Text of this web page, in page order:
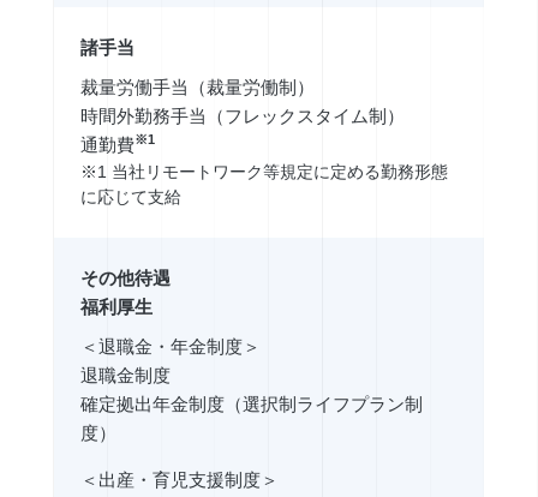
諸手当
裁量労働手当（裁量労働制）
時間外勤務手当（フレックスタイム制）
通勤費※1
※1 当社リモートワーク等規定に定める勤務形態
に応じて支給
その他待遇
福利厚生
＜退職金・年金制度＞
退職金制度
確定拠出年金制度（選択制ライフプラン制
度）
＜出産・育児支援制度＞